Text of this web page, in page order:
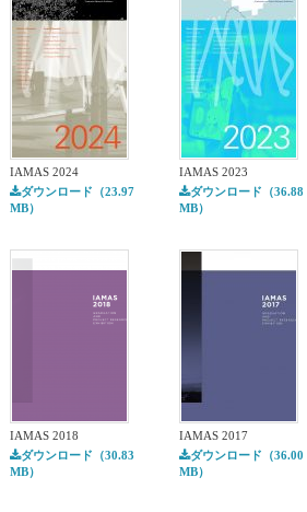
IAMAS 2024
ダウンロード（23.97
MB）
IAMAS 2023
ダウンロード（36.88
MB）
IAMAS 2018
ダウンロード（30.83
MB）
IAMAS 2017
ダウンロード（36.00
MB）